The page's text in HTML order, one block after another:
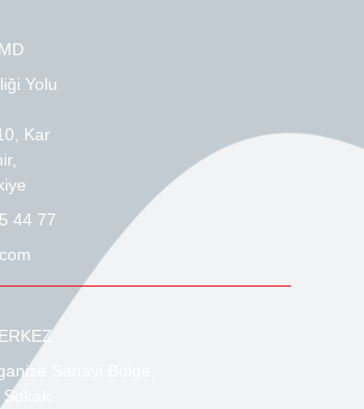
Sanayi Bölge,
Yolu
Kar
44 77